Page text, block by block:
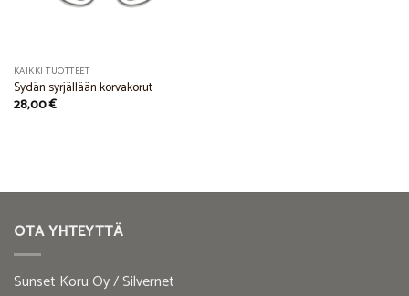
KAIKKI TUOTTEET
Sydän syrjällään korvakorut
28,00€
OTA YHTEYTTÄ
Sunset Koru Oy / Silvernet